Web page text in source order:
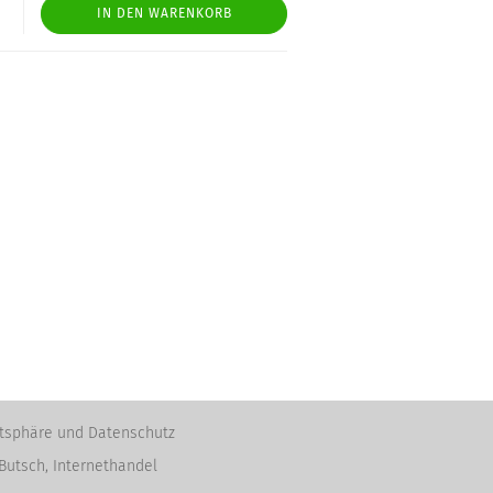
IN DEN WARENKORB
und Datenschutz
Internethandel